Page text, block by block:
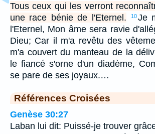
Tous ceux qui les verront
une race bénie de l'Eternel.
10Je
l'Eternel, Mon âme sera ravie
Dieu; Car il m'a revêtu des
m'a couvert du manteau de la
le fiancé s'orne d'un diadème,
se pare de ses joyaux.…
Références Croisées
Genèse 30:27
Laban lui dit: Puissé-je trouver